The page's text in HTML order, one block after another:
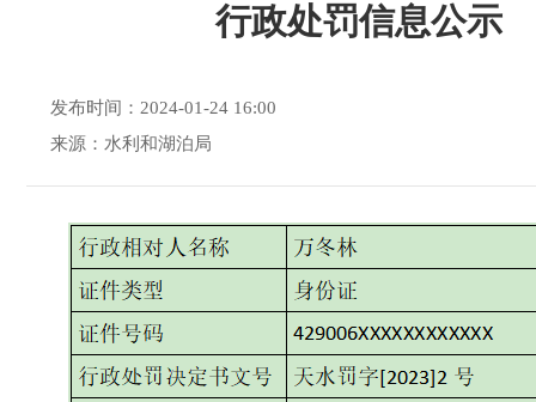
行政处罚信息公示
发布时间：2024-01-24 16:00
来源：水利和湖泊局